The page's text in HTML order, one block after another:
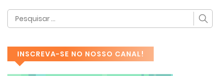
INSCREVA-SE NO NOSSO CANAL!